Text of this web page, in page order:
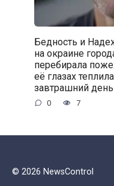
Бедность и
на окраине
перебирала
её глазах
завтрашний
0 7
© 2026 NewsControl